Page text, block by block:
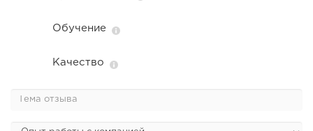
Обучение
Качество